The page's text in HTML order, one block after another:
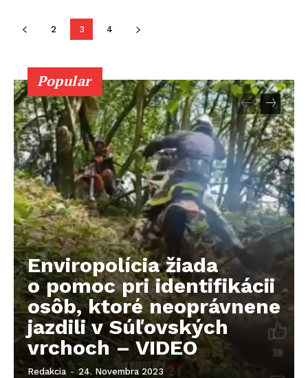
2 3 4
Popular
Enviropolícia žiada
o pomoc pri identifikácii
osôb, ktoré neoprávnene
jazdili v Súľovských
vrchoch – VIDEO
Redakcia - 24. Novembra 2023